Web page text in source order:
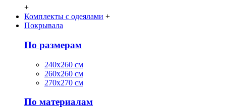
+
Комплекты с одеялами +
Покрывала
По размерам
240х260 см
260х260 см
270х270 см
По материалам